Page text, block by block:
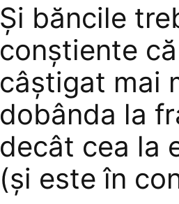
Și băncile
conștiente
câștigat mai
dobânda la
decât cea la
(și este în